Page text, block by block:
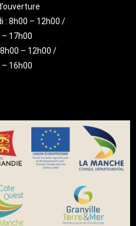
: 8h00 – 12h00 /
– 17h00
– 12h00 /
– 16h00